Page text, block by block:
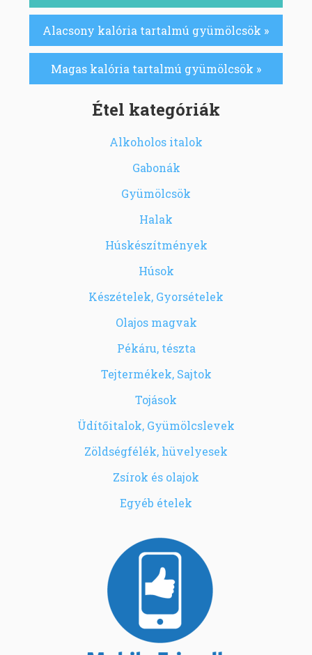
Alacsony kalória tartalmú gyümölcsök »
Magas kalória tartalmú gyümölcsök »
Étel kategóriák
Alkoholos italok
Gabonák
Gyümölcsök
Halak
Húskészítmények
Húsok
Készételek, Gyorsételek
Olajos magvak
Pékáru, tészta
Tejtermékek, Sajtok
Tojások
Üdítőitalok, Gyümölcslevek
Zöldségfélék, hüvelyesek
Zsírok és olajok
Egyéb ételek